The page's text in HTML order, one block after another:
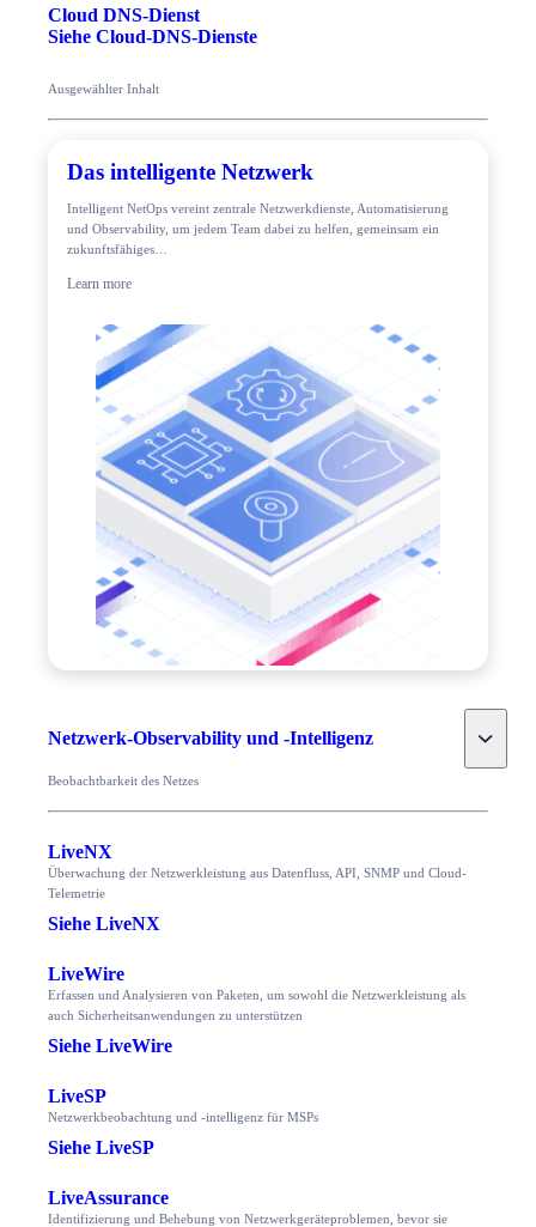
Cloud DNS-Dienst
Siehe Cloud-DNS-Dienste
Ausgewählter Inhalt
Das intelligente Netzwerk
Intelligent NetOps vereint zentrale Netzwerkdienste, Automatisierung
und Observability, um jedem Team dabei zu helfen, gemeinsam ein
zukunftsfähiges…
Learn more
Netzwerk-Observability und -Intelligenz Toggle
Beobachtbarkeit des Netzes
LiveNX
Überwachung der Netzwerkleistung aus Datenfluss, API, SNMP und Cloud-
Telemetrie
Siehe LiveNX
LiveWire
Erfassen und Analysieren von Paketen, um sowohl die Netzwerkleistung als
auch Sicherheitsanwendungen zu unterstützen
Siehe LiveWire
LiveSP
Netzwerkbeobachtung und -intelligenz für MSPs
Siehe LiveSP
LiveAssurance
Identifizierung und Behebung von Netzwerkgeräteproblemen, bevor sie